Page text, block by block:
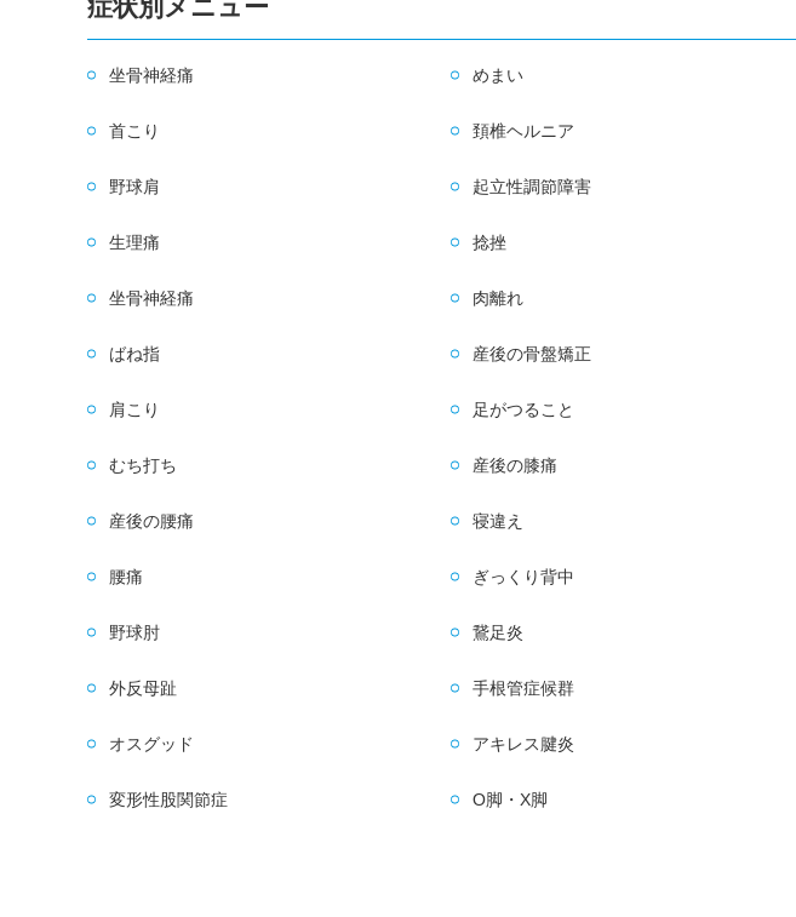
症状別メニュー
坐骨神経痛 めまい
首こり 頚椎ヘルニア
野球肩 起立性調節障害
生理痛 捻挫
坐骨神経痛 肉離れ
ばね指 産後の骨盤矯正
肩こり 足がつること
むち打ち 産後の膝痛
産後の腰痛 寝違え
腰痛 ぎっくり背中
野球肘 鵞足炎
外反母趾 手根管症候群
オスグッド アキレス腱炎
変形性股関節症 O脚・X脚